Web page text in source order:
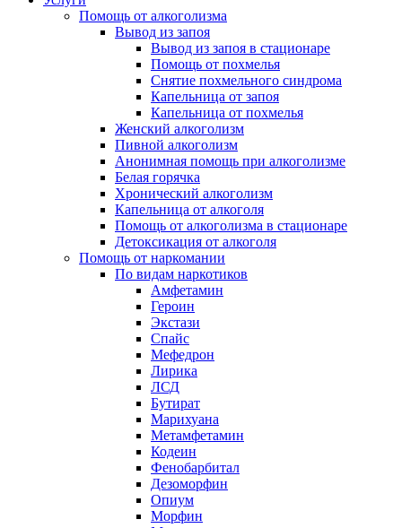
Помощь от алкоголизма
Вывод из запоя
Вывод из запоя в стационаре
Помощь от похмелья
Снятие похмельного синдрома
Капельница от запоя
Капельница от похмелья
Женский алкоголизм
Пивной алкоголизм
Анонимная помощь при алкоголизме
Белая горячка
Хронический алкоголизм
Капельница от алкоголя
Помощь от алкоголизма в стационаре
Детоксикация от алкоголя
Помощь от наркомании
По видам наркотиков
Амфетамин
Героин
Экстази
Спайс
Мефедрон
Лирика
ЛСД
Бутират
Марихуана
Метамфетамин
Кодеин
Фенобарбитал
Дезоморфин
Опиум
Морфин